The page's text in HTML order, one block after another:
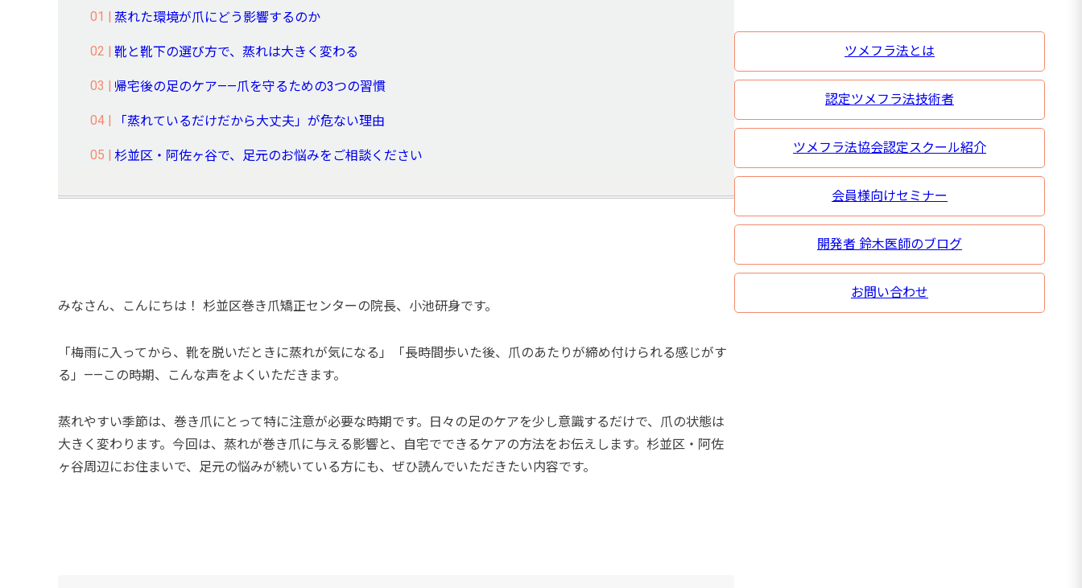
蒸れた環境が爪にどう影響するのか
靴と靴下の選び方で、蒸れは大きく変わる
帰宅後の足のケア——爪を守るための3つの習慣
「蒸れているだけだから大丈夫」が危ない理由
杉並区・阿佐ヶ谷で、足元のお悩みをご相談ください
みなさん、こんにちは！ 杉並区巻き爪矯正センターの院長、小池研身です。
「梅雨に入ってから、靴を脱いだときに蒸れが気になる」「長時間歩いた後、爪のあたりが締め付けられる感じがす
る」——この時期、こんな声をよくいただきます。
蒸れやすい季節は、巻き爪にとって特に注意が必要な時期です。日々の足のケアを少し意識するだけで、爪の状態は
大きく変わります。今回は、蒸れが巻き爪に与える影響と、自宅でできるケアの方法をお伝えします。杉並区・阿佐
ヶ谷周辺にお住まいで、足元の悩みが続いている方にも、ぜひ読んでいただきたい内容です。
ツメフラ法とは
認定ツメフラ法技術者
ツメフラ法協会認定スクール紹介
会員様向けセミナー
開発者 鈴木医師のブログ
お問い合わせ